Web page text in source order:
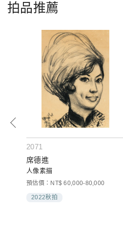
拍品推薦
2071
席德進
人像素描
預估價：NT$ 60,000-80,000
2022秋拍